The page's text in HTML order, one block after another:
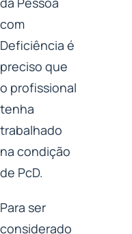
com
Deficiência é
preciso que
o profissional
tenha
trabalhado
na condição
de PcD.
Para ser
considerado